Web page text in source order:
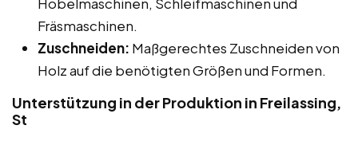
Fräsmaschinen.
Zuschneiden: Maßgerechtes Zuschneiden von
Holz auf die benötigten Größen und Formen.
Unterstützung in der Produktion in Freilassing,
St